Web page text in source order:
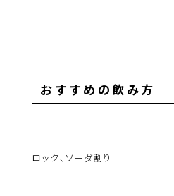
おすすめの飲み方
ロック、ソーダ割り